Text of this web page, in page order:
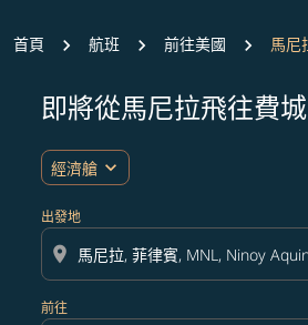
首頁 航班 前往美國 馬尼
即將從馬尼拉飛往費
經濟艙 expand_more
出發地
location_on
前往
無符合您設定條件的票價，請調整